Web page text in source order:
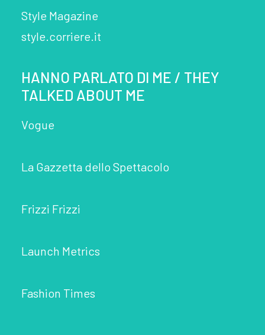
Style Magazine
style.corriere.it
HANNO PARLATO DI ME / THEY
TALKED ABOUT ME
Vogue
La Gazzetta dello Spettacolo
Frizzi Frizzi
Launch Metrics
Fashion Times